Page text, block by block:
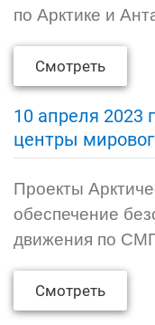
по Арктике и
Смотреть
10 апреля 2023
центры
Проекты
обеспечение
движения по
Смотреть